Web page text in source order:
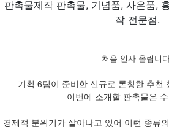
판촉물제작 판촉물, 기념품, 사은품,
작 전문점.
처음 인사 올립니
기획 6팀이 준비한 신규로 론칭한 추천
이번에 소개할 판촉물은
경제적 분위기가 살아나고 있어 이런 종류